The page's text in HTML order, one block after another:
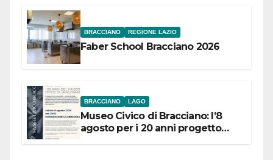
BRACCIANO REGIONE LAZIO
Faber School Bracciano 2026
BRACCIANO LAGO
Museo Civico di Bracciano: l’8
agosto per i 20 anni progetto